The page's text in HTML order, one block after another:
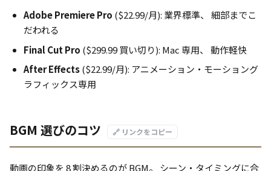
Adobe Premiere Pro ($22.99/月): 業界標準、 細部までこ
だわれる
Final Cut Pro ($299.99 買い切り): Mac 専用、 動作軽快
After Effects($22.99/月): アニメーション・モーショング
ラフィックス専用
BGM 選びのコツ 🔗 リンクをコピー
動画の印象を 8 割決めるのが BGM。 シーン・タイミングに合